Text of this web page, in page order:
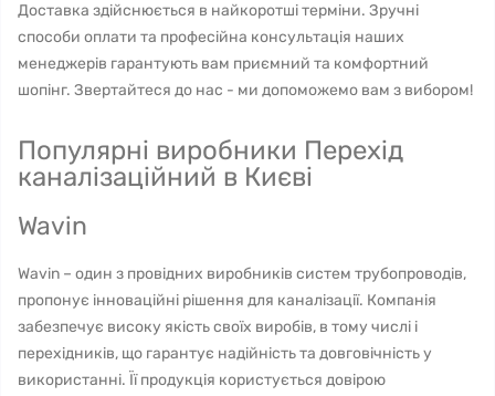
Доставка здійснюється в найкоротші терміни. Зручні
способи оплати та професійна консультація наших
менеджерів гарантують вам приємний та комфортний
шопінг. Звертайтеся до нас - ми допоможемо вам з вибором!
Популярні виробники Перехід
каналізаційний в Києві
Wavin
Wavin – один з провідних виробників систем трубопроводів,
пропонує інноваційні рішення для каналізації. Компанія
забезпечує високу якість своїх виробів, в тому числі і
перехідників, що гарантує надійність та довговічність у
використанні. Її продукція користується довірою